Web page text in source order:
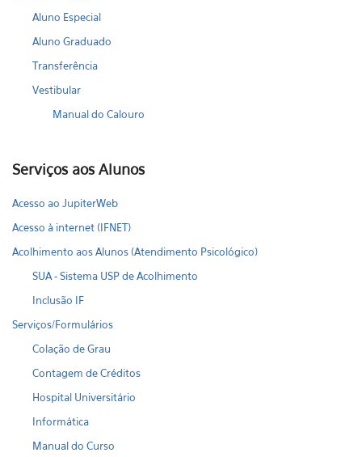
Aluno Especial
Aluno Graduado
Transferência
Vestibular
Manual do Calouro
Serviços aos Alunos
Acesso ao JupiterWeb
Acesso à internet (IFNET)
Acolhimento aos Alunos (Atendimento Psicológico)
SUA - Sistema USP de Acolhimento
Inclusão IF
Serviços/Formulários
Colação de Grau
Contagem de Créditos
Hospital Universitário
Informática
Manual do Curso